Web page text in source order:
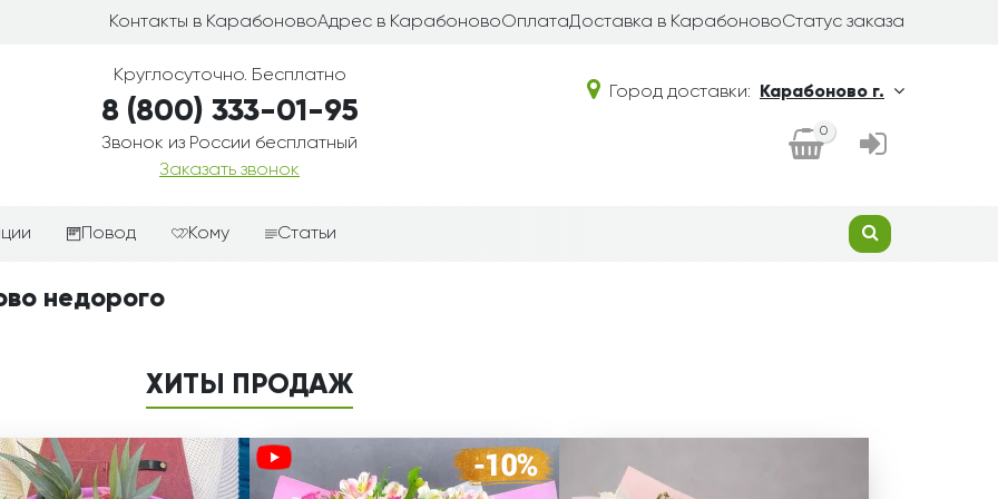
Контакты в КарабоновоАдрес в КарабоновоОплатаДоставка в КарабоновоСтатус заказа
Круглосуточно. Бесплатно
8 (800) 333-01-95
Звонок из России бесплатный
Заказать звонок
Город доставки: Карабоново г.
0
корзины
корзины
Повод
цветам
День рождения
Любовь
Просто так
Кому
Мужчине
Папе
Статьи
недорого
ХИТЫ ПРОДАЖ